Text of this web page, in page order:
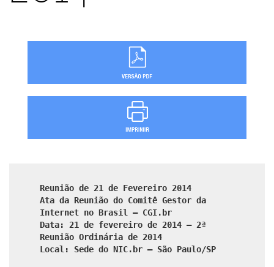
Reunião de 21 de Fevereiro 2014
Ata da Reunião do Comitê Gestor da
Internet no Brasil – CGI.br
Data: 21 de fevereiro de 2014 – 2ª
Reunião Ordinária de 2014
Local: Sede do NIC.br – São Paulo/SP